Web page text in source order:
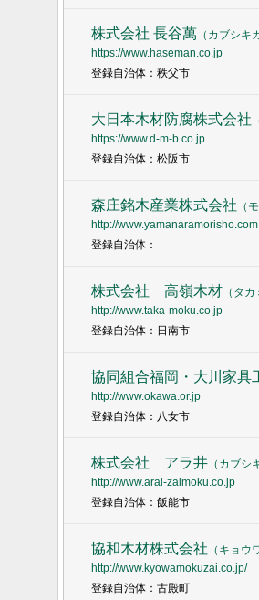
株式会社 長谷萬 （ カブシキ
https://www.haseman.co.jp
登録自治体：秩父市
大日本木材防腐株式会社
https://www.d-m-b.co.jp
登録自治体：松阪市
森庄銘木産業株式会社 （
http://www.yamanaramorisho.com
登録自治体：
株式会社 高嶺木材 （ タカ
http://www.taka-moku.co.jp
登録自治体：日南市
協同組合福岡・大川家具
http://www.okawa.or.jp
登録自治体：八女市
株式会社 アラ井（ カブシ
http://www.arai-zaimoku.co.jp
登録自治体：飯能市
協和木材株式会社 （ キョウ
http://www.kyowamokuzai.co.jp/
登録自治体：古殿町